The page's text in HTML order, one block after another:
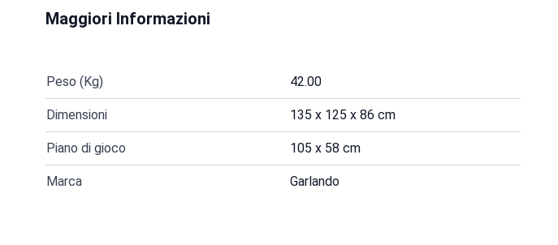
Maggiori Informazioni
Peso (Kg) 42.00
Dimensioni 135 x 125 x 86 cm
Piano di gioco 105 x 58 cm
Marca Garlando